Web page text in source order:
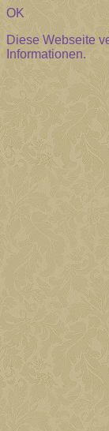
OK
Diese Webseite
Informationen.